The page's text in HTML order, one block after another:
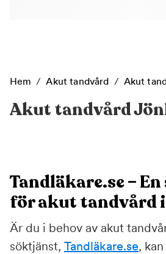
Hem / Akut tandvård / Akut
Akut tandvård
Tandläkare.se –
för akut tandvård
Är du i behov av akut
söktjänst, Tandläkare.se,